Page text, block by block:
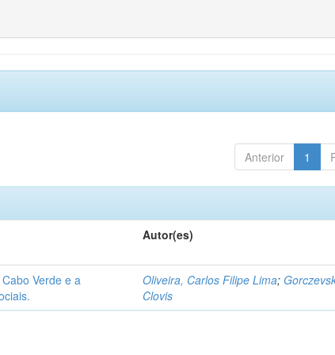
Anterior 1
Autor(es)
Verde e a
Oliveira, Carlos Filipe Lima;
Clovis